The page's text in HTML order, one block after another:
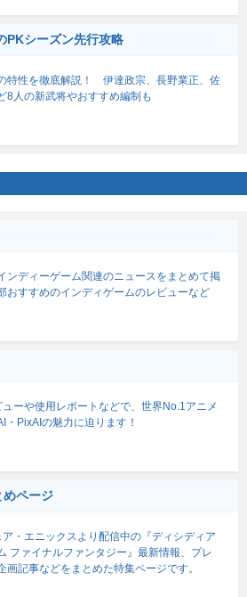
PKシーズン先行攻略
特性を徹底解説！ 伊達政宗、長野業正、佐
8人の新武将やおすすめ編制も
ンディーゲーム関連のニュースをまとめて掲
おすすめのインディゲームのレビューなど
ューや使用レポートなどで、世界No.1アニメ
・PixAIの魅力に迫ります！
めページ
ア・エニックスより配信中の『ディシディア
ファイナルファンタジー』最新情報、プレ
画記事などをまとめた特集ページです。